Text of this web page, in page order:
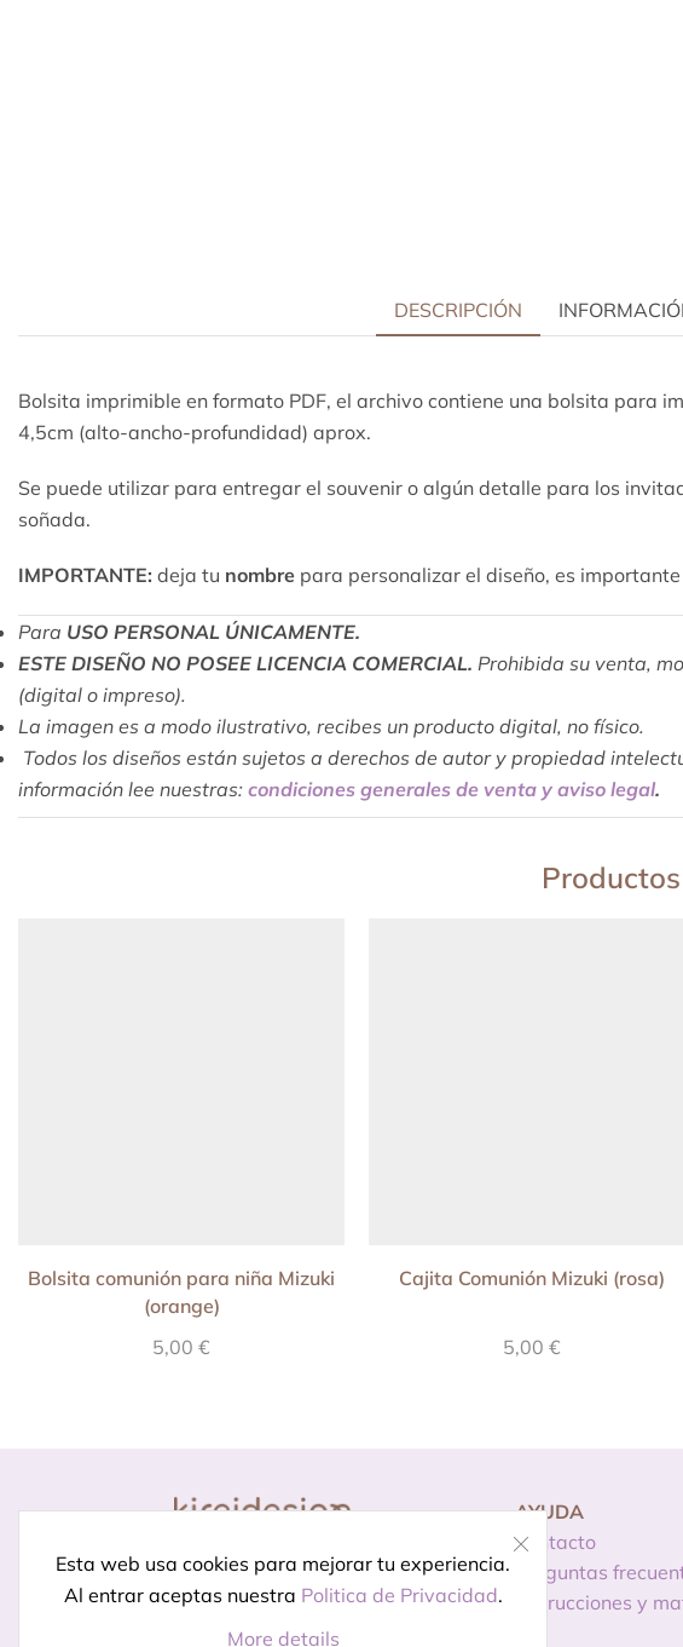
DESCRIPCIÓN
Bolsita imprimible en formato PDF, el archivo contiene una bolsita para
4,5cm (alto-ancho-profundidad) aprox.
Se puede utilizar para entregar el souvenir o algún detalle para los
soñada.
IMPORTANTE: deja tu nombre para personalizar el diseño, es
Para USO PERSONAL ÚNICAMENTE.
ESTE DISEÑO NO POSEE LICENCIA COMERCIAL. Prohibida su venta,
(digital o impreso).
La imagen es a modo ilustrativo, recibes un producto digital, no físico.
Todos los diseños están sujetos a derechos de autor y propiedad
información lee nuestras: condiciones generales de venta y aviso legal.
Bolsita comunión para niña Mizuki
(orange)
5,00 €
Cajita Comunión Mizuki (rosa)
5,00 €
Esta web usa cookies para mejorar tu experiencia.
Al entrar aceptas nuestra Politica de Privacidad.
More details
Diseño para momentos
especiales.
Porque celebrar
está en los detalles
AYUDA
Contacto
Preguntas
Instrucciones y